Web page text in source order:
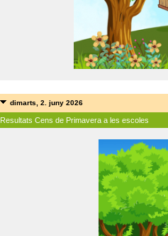
dimarts, 2. juny 2026
Resultats Cens de Primavera a les escoles